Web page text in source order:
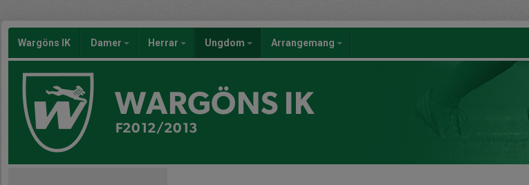
Wargöns IK Damer Herrar Ungdom Arrangemang
WARGÖNS IK
F2012/2013